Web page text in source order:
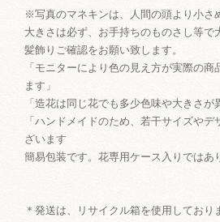
※写真のマネキンは、人間の頭より小さ
大きさは必ず、お手持ちのものさし等で
髪飾りご確認をお願い致します。
「モニターにより色の見え方が実際の
ます」
「造花は同じ花でも多少色味や大きさが
「ハンドメイドのため、若干サイズや
ざいます
簡易包装です。花専用ケース入りではあ
＊発送は、リサイクル箱を使用しており